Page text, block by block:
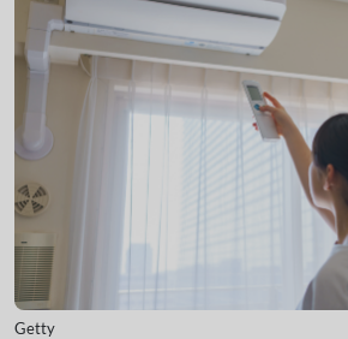
Getty